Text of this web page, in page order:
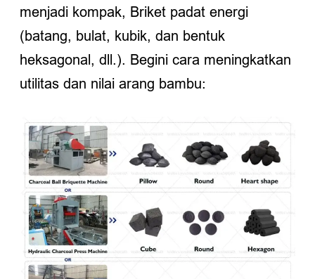
menjadi kompak, Briket padat energi
(batang, bulat, kubik, dan bentuk
heksagonal, dll.). Begini cara meningkatkan
utilitas dan nilai arang bambu: